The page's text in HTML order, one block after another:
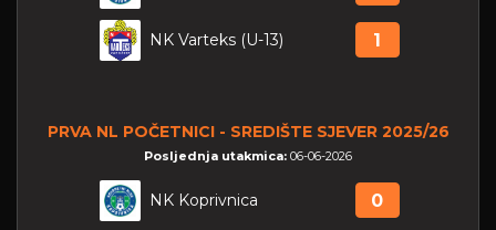
NK Varteks (U-13) 1
PRVA NL POČETNICI - SREDIŠTE SJEVER 2025/26
Posljednja utakmica: 06-06-2026
NK Koprivnica 0